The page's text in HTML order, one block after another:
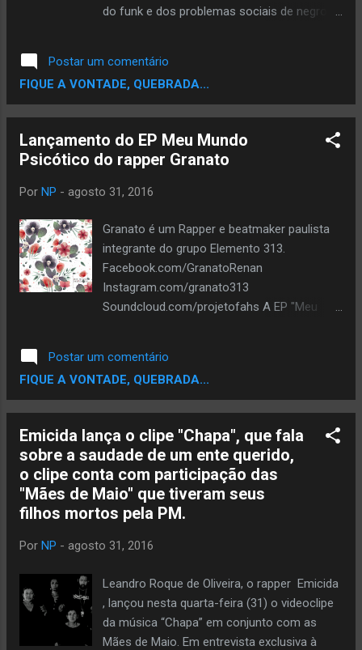
do funk e dos problemas sociais de negros
sucesso da serie aqui no brasil fez um trailer
oficial com personagens importantes no
inicio do hip hop no brasil e do movimento
brasileiro temos Gerson King Combo como
personagem principal e o Tony tornado
também. Representando o Hip Hop e o rap
Rael, Karol Conka e da Lelezinha
representando a turma do Passinho, dança
do funk com forte inspiração no Break.
ASSISTA.
Postar um comentário
FIQUE A VONTADE, QUEBRADA...
Lançamento do EP Meu Mundo
Psicótico do rapper Granato
Por NP - agosto 31, 2016
Granato é um Rapper e beatmaker paulista
integrante do grupo Elemento 313.
Facebook.com/GranatoRenan
Instagram.com/granato313
Soundcloud.com/projetofahs A EP "Meu
de psicose é a perda do eu com a realidade.
É a ausência total de realidade. As músicas
trazem referência a esse conceito sob o
concepção de mundo numa perspectiva
paradoxal, que trás a perda da realidade,
para se bater de frente com a própria
realidade e assim retoma-la. As músicas se
conversam numa "transrelação" e numa
constante evolução nesse processo de
última música.
Postar um comentário
FIQUE A VONTADE, QUEBRADA...
Emicida lança o clipe "Chapa", que fala
sobre a saudade de um ente querido,
o clipe conta com participação das
"Mães de Maio" que tiveram seus
filhos mortos pela PM.
Por NP - agosto 31, 2016
Leandro Roque de Oliveira, o rapper Emicida
, lançou nesta quarta-feira (31) o videoclipe
da música “Chapa” em conjunto com as
Mães de Maio. Em entrevista exclusiva à